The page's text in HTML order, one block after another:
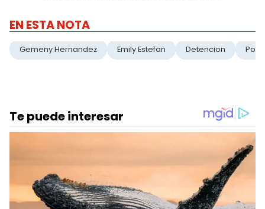
EN ESTA NOTA
Gemeny Hernandez Emily Estefan Detencion